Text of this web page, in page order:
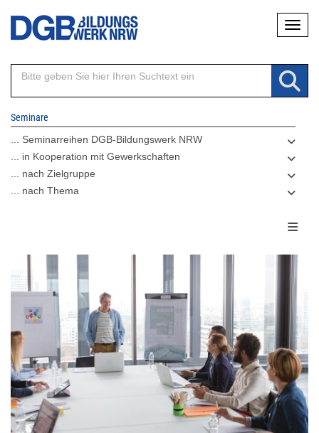
Direkt
Inhalt
Seminare
... Seminarreihen DGB-Bildungswerk NRW
... in Kooperation mit Gewerkschaften
... nach Zielgruppe
... nach Thema